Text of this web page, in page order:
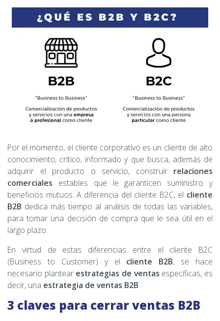
Por el momento, el cliente corporativo es un cliente de alto
conocimiento, crítico, informado y que busca, además de
adquirir el producto o servicio, construir relaciones
comerciales estables que le garanticen suministro y
beneficios mutuos. A diferencia del cliente B2C, el cliente
B2B dedica más tiempo al análisis de todas las variables,
para tomar una decisión de compra que le sea útil en el
largo plazo.
En virtud de estas diferencias entre el cliente B2C
(Business to Customer) y el cliente B2B, se hace
necesario plantear estrategias de ventas específicas, es
decir, una estrategia de ventas B2B.
3 claves para cerrar ventas B2B